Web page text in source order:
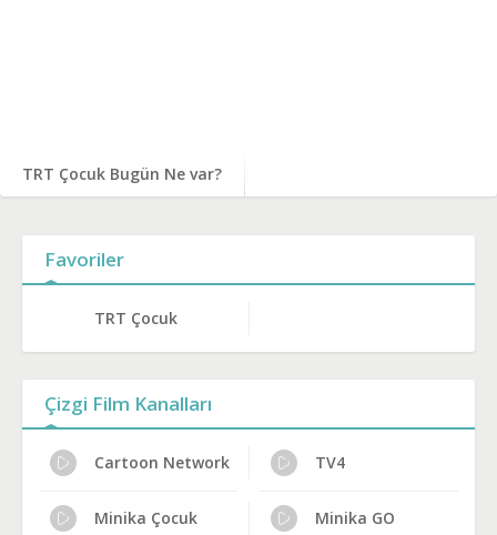
TRT Çocuk Bugün Ne var?
Favoriler
TRT Çocuk
Çizgi Film Kanalları
Cartoon Network TV4
Minika Çocuk Minika GO